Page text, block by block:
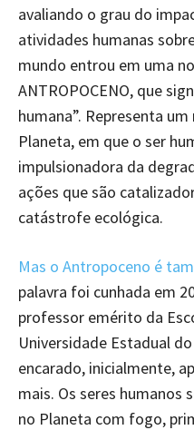
avaliando o grau do
atividades humanas
mundo entrou em uma
ANTROPOCENO, que
humana”. Representa
Planeta, em que o ser
impulsionadora da
ações que são
catástrofe ecológica.
Mas o Antropoceno é
palavra foi cunhada em
professor emérito da
Universidade Estadual
encarado, inicialmente,
mais. Os seres humanos
no Planeta com fogo,